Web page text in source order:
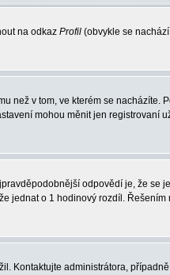
na odkaz Profil (obvykle se
než v tom, ve kterém se nacházíte.
mohou měnit jen registrovaní
odpovědí je, že se
jednat o 1 hodinový rozdíl. Řešením
Kontaktujte administrátora,